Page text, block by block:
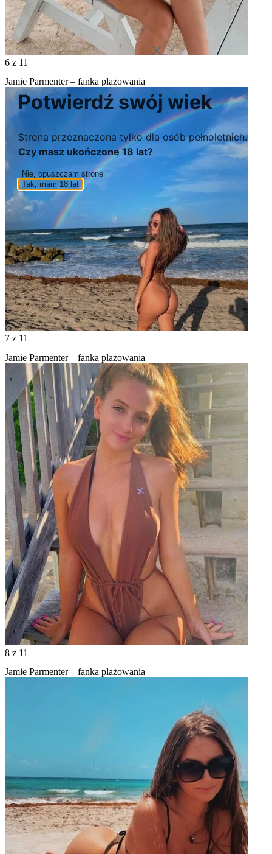
6 z 11
Jamie Parmenter – fanka plażowania
7 z 11
Jamie Parmenter – fanka plażowania
8 z 11
Jamie Parmenter – fanka plażowania
Potwierdź swój wiek
Strona przeznaczona tylko dla osób pełnoletnich.
Czy masz ukończone 18 lat?
Nie, opuszczam stronę
Tak, mam 18 lat